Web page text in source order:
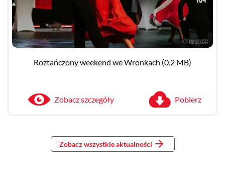
Roztańczony weekend we Wronkach (0,2 MB)
Zobacz szczegóły Pobierz
Zobacz wszystkie aktualności